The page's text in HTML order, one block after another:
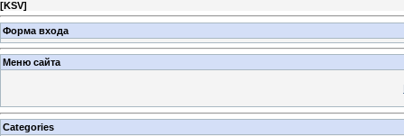
[KSV]
Форма входа
Меню сайта
Categories